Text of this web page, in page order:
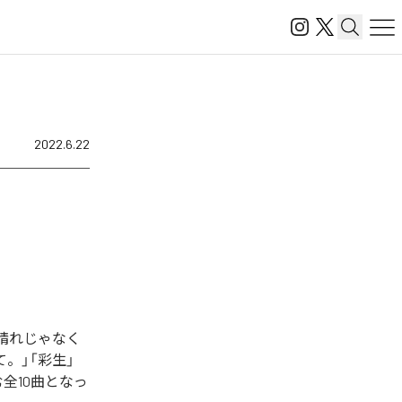
2022.6.22
れじゃなく
」「彩生」
全10曲となっ